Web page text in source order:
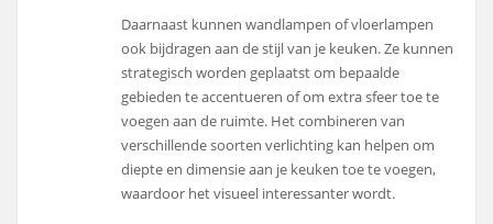
Daarnaast kunnen wandlampen of vloerlampen
ook bijdragen aan de stijl van je keuken. Ze kunnen
strategisch worden geplaatst om bepaalde
gebieden te accentueren of om extra sfeer toe te
voegen aan de ruimte. Het combineren van
verschillende soorten verlichting kan helpen om
diepte en dimensie aan je keuken toe te voegen,
waardoor het visueel interessanter wordt.